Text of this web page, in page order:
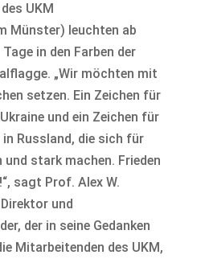
UKM
Münster) leuchten ab
in den Farben der
„Wir möchten mit
setzen. Ein Zeichen für
und ein Zeichen für
Russland, die sich für
und stark machen. Frieden
sagt Prof. Alex W.
und
der in seine Gedanken
Mitarbeitenden des UKM,